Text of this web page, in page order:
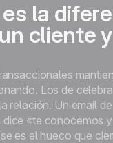
la
cliente
Los de
relación. Un email de
dice «te conocemos
es el hueco que